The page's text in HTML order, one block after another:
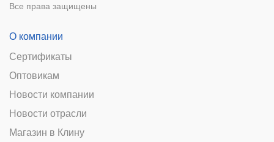
Все права защищены
О компании
Сертификаты
Оптовикам
Новости компании
Новости отрасли
Магазин в Клину